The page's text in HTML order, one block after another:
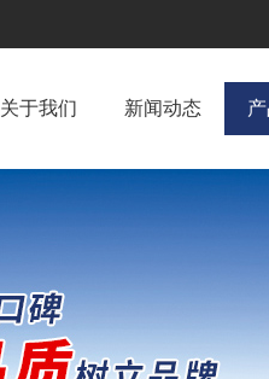
关于我们 新闻动态